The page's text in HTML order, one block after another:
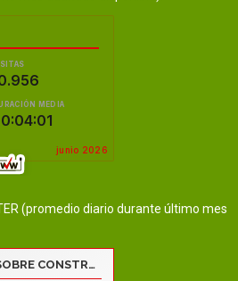
(promedio diario durante último mes